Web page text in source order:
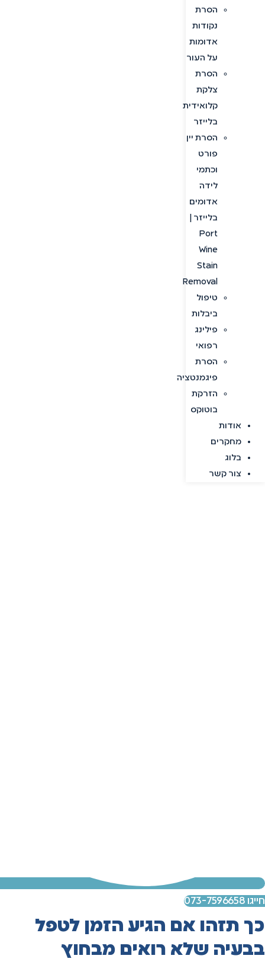
הסרת
נקודות
אדומות
על העור
הסרת
צלקת
קלואידית
בלייזר
הסרת יין
פורט
וכתמי
לידה
אדומים
בלייזר |
Port
Wine
Stain
Removal
טיפול
ביבלות
פילינג
רפואי
הסרת
פיגמנטציה
הזרקת
בוטוקס
אודות
מחקרים
בלוג
צור קשר
חייגו 073-7596658
כך תזהו אם הגיע הזמן לטפל
בבעיה שלא רואים מבחוץ